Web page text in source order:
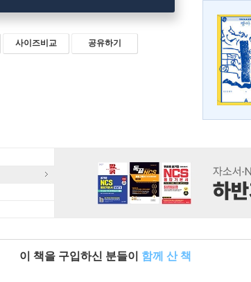
사이즈비교 공유하기
이 책을 구입하신 분들이 함께 산 책